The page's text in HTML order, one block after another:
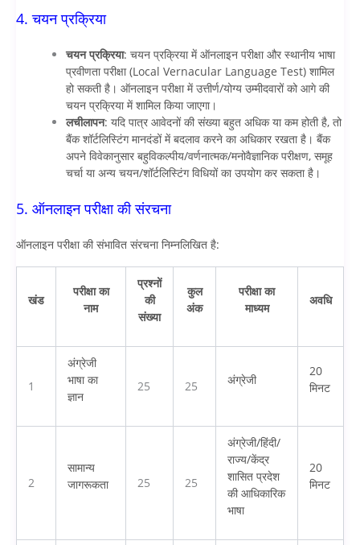
4. चयन प्रक्रिया
चयन प्रक्रिया: चयन प्रक्रिया में ऑनलाइन परीक्षा और स्थानीय भाषा
प्रवीणता परीक्षा (Local Vernacular Language Test) शामिल
हो सकती है। ऑनलाइन परीक्षा में उत्तीर्ण/योग्य उम्मीदवारों को आगे की
चयन प्रक्रिया में शामिल किया जाएगा।
लचीलापन: यदि पात्र आवेदनों की संख्या बहुत अधिक या कम होती है, तो
बैंक शॉर्टलिस्टिंग मानदंडों में बदलाव करने का अधिकार रखता है। बैंक
अपने विवेकानुसार बहुविकल्पीय/वर्णनात्मक/मनोवैज्ञानिक परीक्षण, समूह
चर्चा या अन्य चयन/शॉर्टलिस्टिंग विधियों का उपयोग कर सकता है।
5. ऑनलाइन परीक्षा की संरचना
ऑनलाइन परीक्षा की संभावित संरचना निम्नलिखित है:
खंड
परीक्षा का
नाम
प्रश्नों
की
संख्या
कुल
अंक
परीक्षा का
माध्यम
अवधि
1
अंग्रेजी
भाषा का
ज्ञान
25 25 अंग्रेजी
20
मिनट
2
सामान्य
जागरूकता
25 25
अंग्रेजी/हिंदी/
राज्य/केंद्र
शासित प्रदेश
की आधिकारिक
भाषा
20
मिनट